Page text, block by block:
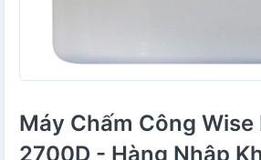
Máy Chấm Công Wise
2700D - Hàng Nhập